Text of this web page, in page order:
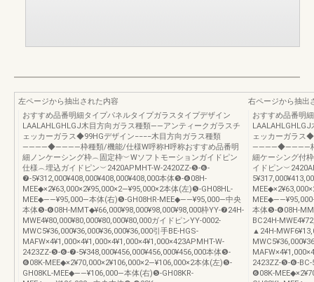
左ページから抽出された内容
おすすめ品番明細タイプパネルタイプガラスタイプデザイン
LAALAHLGHLGJ木目方向ガラス種類――アンティークガラスチ
ェッカーガラス◆99HGデザイン−−−−木目方向ガラス種類
――――◆――――枠種類/機能/仕様W呼称H呼称おすすめ品番明
細ノンケーシング枠︵固定枠︶Wソフトモーションガイドピン
仕様︵埋込ガイドピン︶2420APMHT-W-2420ZZ-❺-❻-
❼-5¥312,000¥408,000¥408,000¥408,000本体❺-❻08H-
MEE◆×2¥63,000×2¥95,000×2―¥95,000×2本体(左)❺-GH08HL-
MEE◆――¥95,000―本体(右)❺-GH08HR-MEE◆――¥95,000―中央
本体❺-❻08H-MMT◆¥66,000¥98,000¥98,000¥98,000枠YY-❼24H-
MWE4¥80,000¥80,000¥80,000¥80,000ガイドピンYY-0002-
MWC5¥36,000¥36,000¥36,000¥36,000引手BE-HGS-
MAFW×4¥1,000×4¥1,000×4¥1,000×4¥1,000×423APMHT-W-
2423ZZ-❺-❻-❼-5¥348,000¥456,000¥456,000¥456,000本体❺-
❻08K-MEE◆×2¥70,000×2¥106,000×2―¥106,000×2本体(左)❺-
GH08KL-MEE◆――¥106,000―本体(右)❺-GH08KR-
右ページから抽出
おすすめ品番明
ェッカーガラス
――――◆――――枠
細ケーシング付
イドピン
本体❺-❻08H-
BC24H-
▲24H-
2423ZZ-❺-❻-BC-
❻08K-